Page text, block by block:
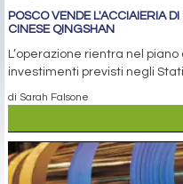
POSCO VENDE L'ACCIAIERIA
CINESE QINGSHAN
L’operazione rientra nel
investimenti previsti negli
di Sarah Falsone